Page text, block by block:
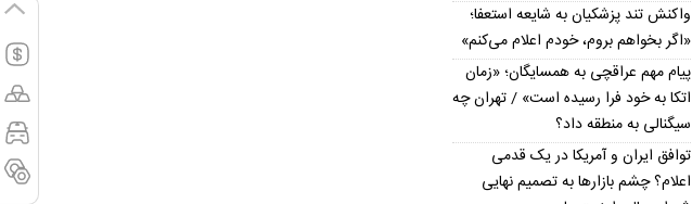
واکنش تند پزشکیان به شایعه استعفا؛
«اگر بخواهم بروم، خودم اعلام می‌کنم»
پیام مهم عراقچی به همسایگان؛ «زمان
اتکا به خود فرا رسیده است» / تهران چه
سیگنالی به منطقه داد؟
توافق ایران و آمریکا در یک قدمی
اعلام؟ چشم بازارها به تصمیم نهایی